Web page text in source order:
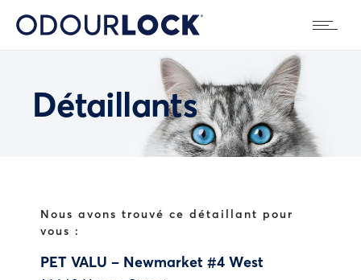
Détaillants
Nous avons trouvé ce détaillant pour
vous :
PET VALU – Newmarket #4 West